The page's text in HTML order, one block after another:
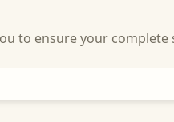
to ensure your